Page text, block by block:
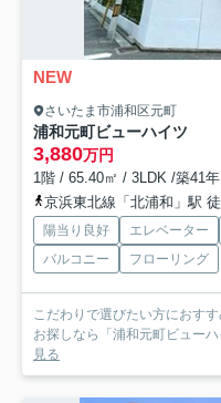
NEW
さいたま市浦和区元町
浦和元町ビューハイツ
3,880万円
1階 / 65.40㎡ / 3LDK /築41年
京浜東北線「北浦和」駅
陽当り良好 エレベーター
バルコニー
フローリング
こだわりで選びたい方におす
お探しなら「浦和元町ビュー
見る